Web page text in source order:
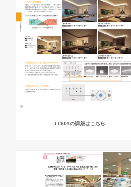
LC603の詳細はこちら